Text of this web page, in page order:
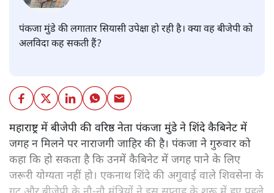
पंकजा मुंडे की लगातार सियासी उपेक्षा हो रही है। क्या वह बीजेपी को
अलविदा कह सकती हैं?
महाराष्ट्र में बीजेपी की वरिष्ठ नेता पंकजा मुंडे ने शिंदे कैबिनेट में
जगह न मिलने पर नाराजगी जाहिर की है। पंकजा ने गुरुवार को
कहा कि हो सकता है कि उनमें कैबिनेट में जगह पाने के लिए
जरूरी योग्यता नहीं हो। एकनाथ शिंदे की अगुवाई वाले शिवसेना के